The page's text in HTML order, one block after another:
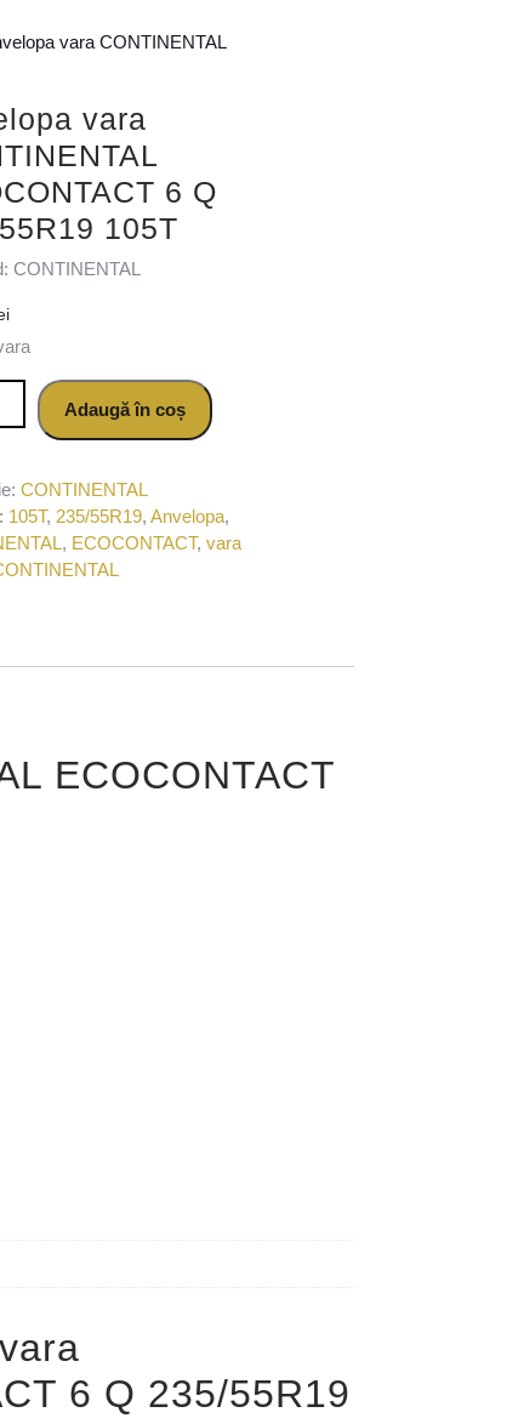
vara CONTINENTAL
vara
6 Q
105T
CONTINENTAL
Anvelopa vara CONTINENTAL ECOCONTACT 6 Q 235/
Adaugă în coș
CONTINENTAL
105T, 235/55R19,Anvelopa,
, ECOCONTACT,vara
ECOCONTACT
6 Q 235/55R19